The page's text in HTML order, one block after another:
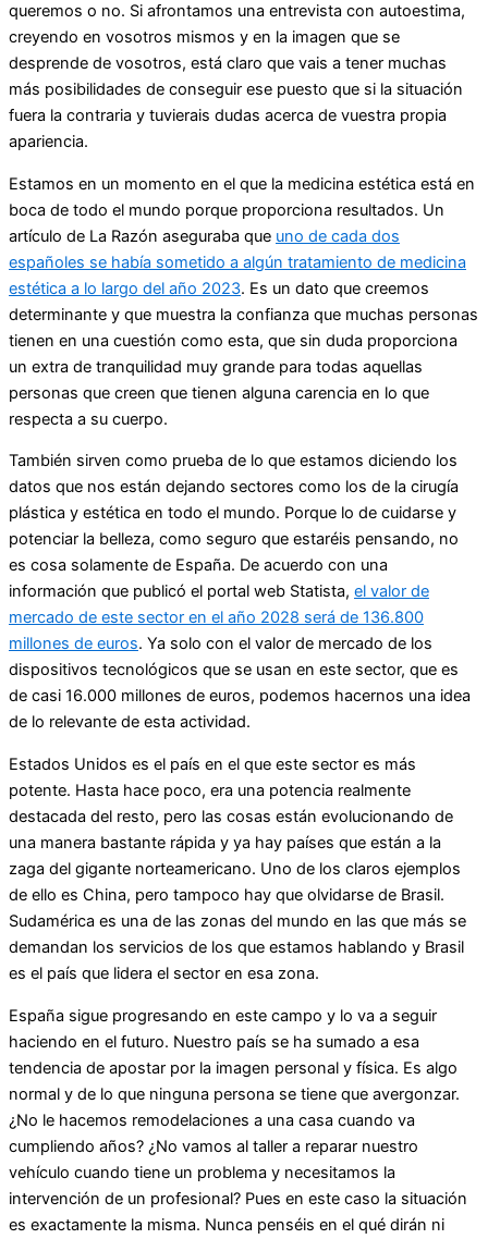
queremos o no. Si afrontamos una entrevista con autoestima,
creyendo en vosotros mismos y en la imagen que se
desprende de vosotros, está claro que vais a tener muchas
más posibilidades de conseguir ese puesto que si la situación
fuera la contraria y tuvierais dudas acerca de vuestra propia
apariencia.
Estamos en un momento en el que la medicina estética está en
boca de todo el mundo porque proporciona resultados. Un
artículo de La Razón aseguraba que uno de cada dos
españoles se había sometido a algún tratamiento de medicina
estética a lo largo del año 2023. Es un dato que creemos
determinante y que muestra la confianza que muchas personas
tienen en una cuestión como esta, que sin duda proporciona
un extra de tranquilidad muy grande para todas aquellas
personas que creen que tienen alguna carencia en lo que
respecta a su cuerpo.
También sirven como prueba de lo que estamos diciendo los
datos que nos están dejando sectores como los de la cirugía
plástica y estética en todo el mundo. Porque lo de cuidarse y
potenciar la belleza, como seguro que estaréis pensando, no
es cosa solamente de España. De acuerdo con una
información que publicó el portal web Statista, el valor de
mercado de este sector en el año 2028 será de 136.800
millones de euros. Ya solo con el valor de mercado de los
dispositivos tecnológicos que se usan en este sector, que es
de casi 16.000 millones de euros, podemos hacernos una idea
de lo relevante de esta actividad.
Estados Unidos es el país en el que este sector es más
potente. Hasta hace poco, era una potencia realmente
destacada del resto, pero las cosas están evolucionando de
una manera bastante rápida y ya hay países que están a la
zaga del gigante norteamericano. Uno de los claros ejemplos
de ello es China, pero tampoco hay que olvidarse de Brasil.
Sudamérica es una de las zonas del mundo en las que más se
demandan los servicios de los que estamos hablando y Brasil
es el país que lidera el sector en esa zona.
España sigue progresando en este campo y lo va a seguir
haciendo en el futuro. Nuestro país se ha sumado a esa
tendencia de apostar por la imagen personal y física. Es algo
normal y de lo que ninguna persona se tiene que avergonzar.
¿No le hacemos remodelaciones a una casa cuando va
cumpliendo años? ¿No vamos al taller a reparar nuestro
vehículo cuando tiene un problema y necesitamos la
intervención de un profesional? Pues en este caso la situación
es exactamente la misma. Nunca penséis en el qué dirán ni